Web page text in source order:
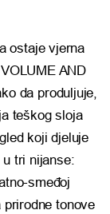
ostaje vjerna
AND
da produljuje,
teškog sloja
koji djeluje
tri nijanse:
smeđoj
tonove